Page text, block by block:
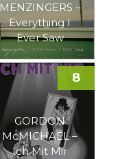
MENZINGERS –
Everything I
Ever Saw
GORDON
McMICHAEL –
Ich Mit Mir
8